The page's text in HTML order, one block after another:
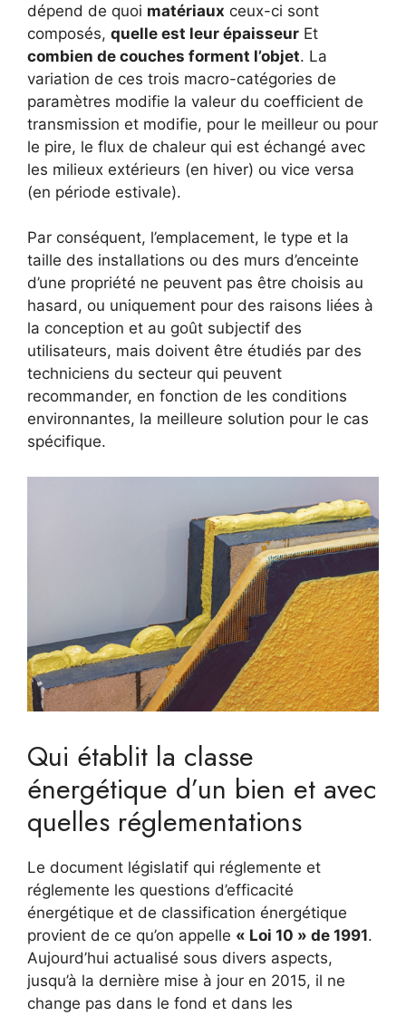
dépend de quoi matériaux ceux-ci sont
composés, quelle est leur épaisseur Et
combien de couches forment l’objet. La
variation de ces trois macro-catégories de
paramètres modifie la valeur du coefficient de
transmission et modifie, pour le meilleur ou pour
le pire, le flux de chaleur qui est échangé avec
les milieux extérieurs (en hiver) ou vice versa
(en période estivale).
Par conséquent, l’emplacement, le type et la
taille des installations ou des murs d’enceinte
d’une propriété ne peuvent pas être choisis au
hasard, ou uniquement pour des raisons liées à
la conception et au goût subjectif des
utilisateurs, mais doivent être étudiés par des
techniciens du secteur qui peuvent
recommander, en fonction de les conditions
environnantes, la meilleure solution pour le cas
spécifique.
Qui établit la classe
énergétique d’un bien et avec
quelles réglementations
Le document législatif qui réglemente et
réglemente les questions d’efficacité
énergétique et de classification énergétique
provient de ce qu’on appelle « Loi 10 » de 1991.
Aujourd’hui actualisé sous divers aspects,
jusqu’à la dernière mise à jour en 2015, il ne
change pas dans le fond et dans les